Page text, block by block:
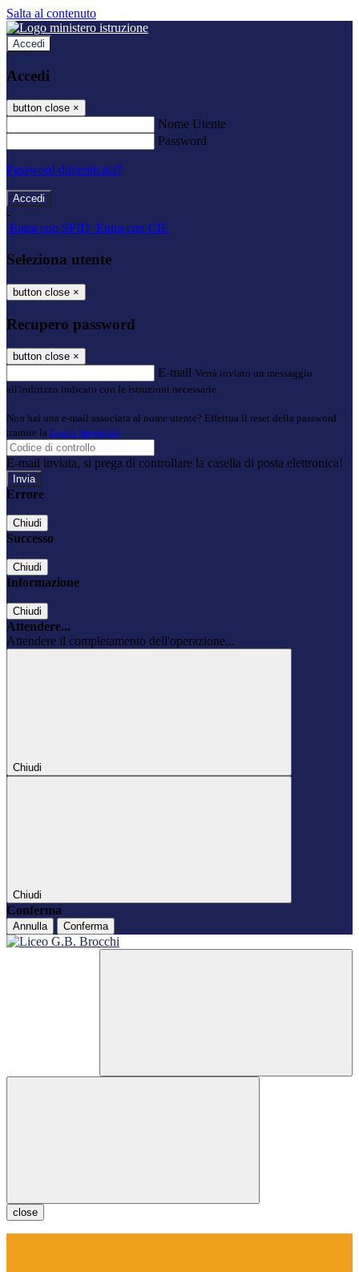
Salta al contenuto
Accedi
Accedi
button close ×
Nome Utente
Password
Password dimenticata?
-
Entra con SPID Entra con CIE
Seleziona utente
button close ×
Recupero password
button close ×
E-mail Verrà inviato un messaggio
all'indirizzo indicato con le istruzioni necessarie.
Non hai una e-mail associata al nome utente? Effettua il reset della password
tramite la Login Spaggiari
E-mail inviata, si prega di controllare la casella di posta elettronica!
Errore
Chiudi
Successo
Chiudi
Informazione
Chiudi
Attendere...
Attendere il completamento dell'operazione...
Chiudi
Chiudi
Conferma
Annulla Conferma
close